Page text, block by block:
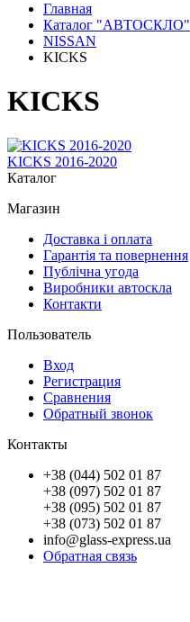
Главная
Каталог "АВТОСКЛО"
NISSAN
KICKS
KICKS
KICKS 2016-2020
Каталог
Магазин
Доставка і оплата
Гарантія та повернення
Публічна угода
Виробники автоскла
Контакти
Пользователь
Вход
Регистрация
Сравнения
Обратный звонок
Контакты
+38 (044) 502 01 87
+38 (097) 502 01 87
+38 (095) 502 01 87
+38 (073) 502 01 87
info@glass-express.ua
Обратная связь